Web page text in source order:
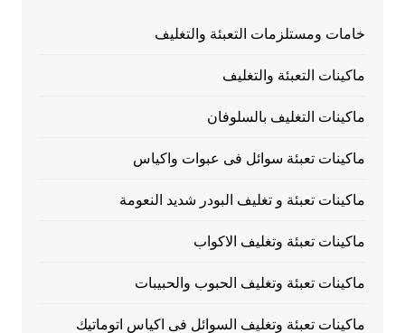
خامات ومستلزمات التعبئة والتغليف
ماكينات التعبئة والتغليف
ماكينات التغليف بالسلوفان
ماكينات تعبئة سوائل فى عبوات واكياس
ماكينات تعبئة و تغليف البودر شديد النعومة
ماكينات تعبئة وتغليف الاكواب
ماكينات تعبئة وتغليف الحبوب والحبيبات
ماكينات تعبئة وتغليف السوائل فى اكياس اتوماتيك